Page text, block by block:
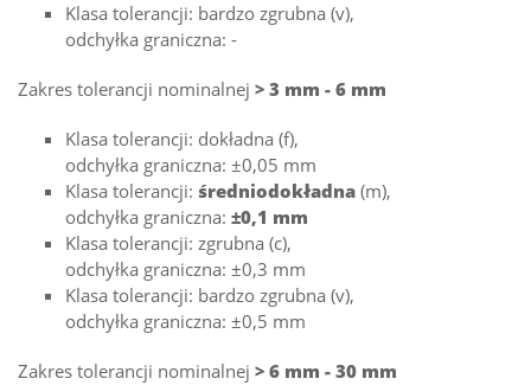
Klasa tolerancji: bardzo zgrubna (v),
odchyłka graniczna: -
Zakres tolerancji nominalnej > 3 mm - 6 mm
Klasa tolerancji: dokładna (f),
odchyłka graniczna: ±0,05 mm
Klasa tolerancji: średniodokładna (m),
odchyłka graniczna: ±0,1 mm
Klasa tolerancji: zgrubna (c),
odchyłka graniczna: ±0,3 mm
Klasa tolerancji: bardzo zgrubna (v),
odchyłka graniczna: ±0,5 mm
Zakres tolerancji nominalnej > 6 mm - 30 mm